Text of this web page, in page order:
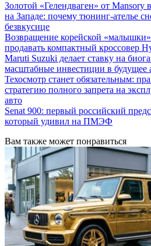
Золотой «Гелендваген» от Mansory
на Западе: почему тюнинг-ателье
безвкусице
Возвращение корейской
продавать компактный кроссовер
Maruti Suzuki делает ставку на
масштабные инвестиции в будущее
Техосмотр станет обязательным:
стратегию полного запрета на
авто
Senat 900: первый российский
который удивил на ПМЭФ
Вам также может понравиться